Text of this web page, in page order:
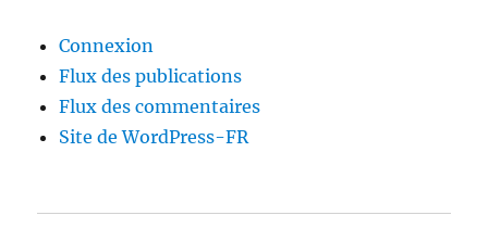
Connexion
Flux des publications
Flux des commentaires
Site de WordPress-FR